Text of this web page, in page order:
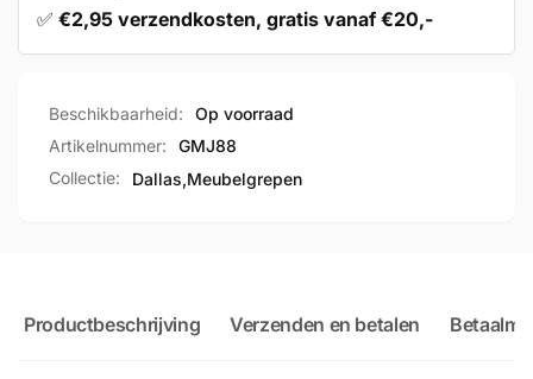
✅ €2,95 verzendkosten, gratis vanaf €20,-
Beschikbaarheid:
Op voorraad
Artikelnummer:
GMJ88
Collectie:
Dallas,Meubelgrepen
Productbeschrijving Verzenden en betalen